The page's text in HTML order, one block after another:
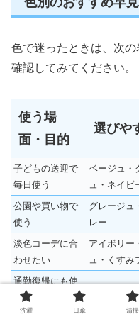
色で迷ったときは、次
確認してみてください。
使う場
面・目的
選びや
子どもの送迎で
毎日使う
ベージュ・
ュ・ネイビ
公園や買い物で
使う
グレージュ
レー
淡色コーデに合
わせたい
アイボリー
ュ・くすみ
通勤復帰にも使
いたい
ネイビー・
洗濯 日傘 清掃